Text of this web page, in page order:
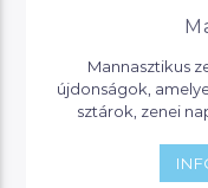
Mannasztikus
újdonságok,
sztárok, zenei
valami érdekeset,